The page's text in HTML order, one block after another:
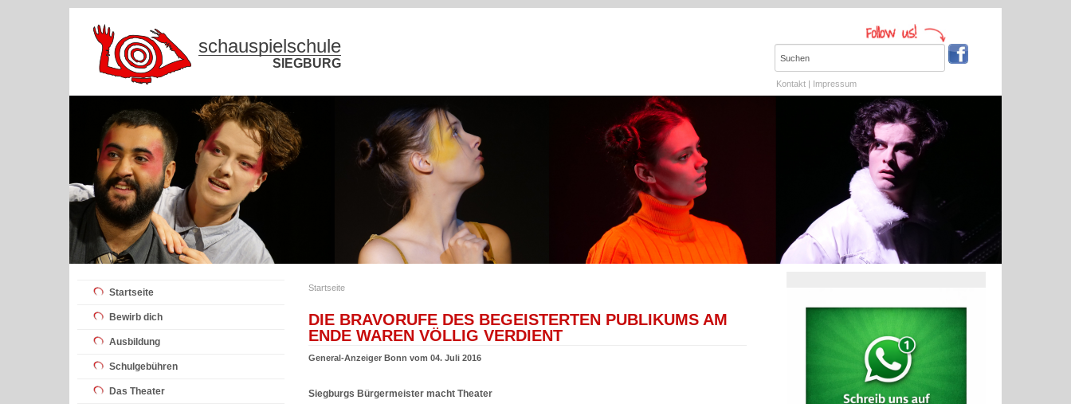
schauspielschule
SIEGBURG
Kontakt | Impressum
Startseite
Bewirb dich
Ausbildung
Schulgebühren
Das Theater
Startseite
DIE BRAVORUFE DES BEGEISTERTEN PUBLIKUMS AM
ENDE WAREN VÖLLIG VERDIENT
General-Anzeiger Bonn vom 04. Juli 2016
Siegburgs Bürgermeister macht Theater